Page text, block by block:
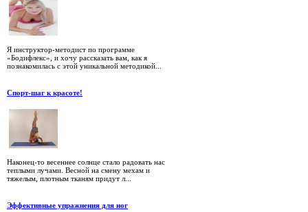
Я инструктор-методист по программе
«Бодифлекс», и хочу рассказать вам, как я
познакомилась с этой уникальной методикой...
Спорт-шаг к красоте!
Наконец-то весеннее солнце стало радовать нас
теплыми лучами. Весной на смену мехам и
тяжелым, плотным тканям придут л...
Эффективные упражнения для ног